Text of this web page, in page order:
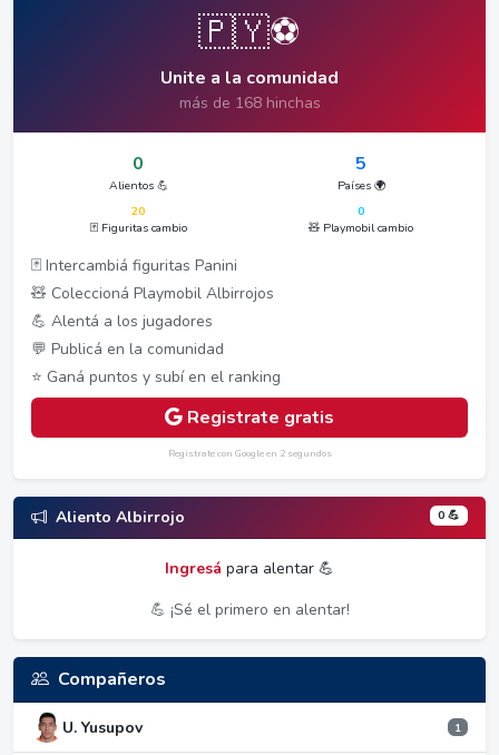
🇵🇾⚽
Unite a la comunidad
más de 168 hinchas
0
Alientos 💪
5
Países 🌍
20
🃏 Figuritas cambio
0
🧸 Playmobil cambio
🃏 Intercambiá figuritas Panini
🧸 Coleccioná Playmobil Albirrojos
💪 Alentá a los jugadores
💬 Publicá en la comunidad
⭐ Ganá puntos y subí en el ranking
Registrate gratis
Registrate con Google en 2 segundos
Aliento Albirrojo 0 💪
Ingresá para alentar 💪
💪 ¡Sé el primero en alentar!
Compañeros
U. Yusupov 1